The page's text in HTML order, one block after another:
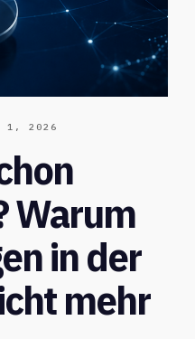
1, 2026
Warum
in der
mehr